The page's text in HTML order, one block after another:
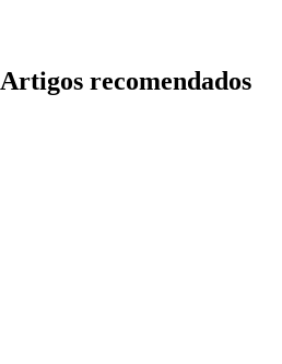
Artigos recomendados